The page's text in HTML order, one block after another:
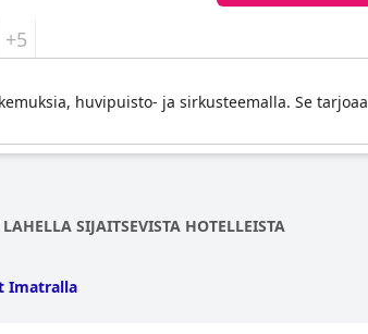
+5
huvipuisto- ja sirkusteemalla. Se
SIJAITSEVISTA HOTELLEISTA
Imatralla